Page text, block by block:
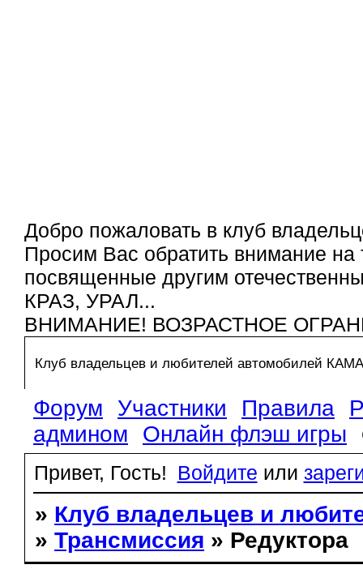
Добро пожаловать в клуб
Просим Вас обратить внимание
посвященные другим
КРАЗ, УРАЛ...
ВНИМАНИЕ! ВОЗРАСТНОЕ
Клуб владельцев и любителей автомобилей
Форум Участники Правила
админом
Онлайн флэш игры
Привет, Гость!
Войдите или
» Клуб владельцев и
»Трансмиссия » Редуктора